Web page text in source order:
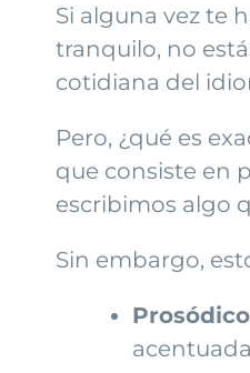
Si alguna vez te
tranquilo, no
cotidiana del
Pero, ¿qué es
que consiste en
escribimos algo
Sin embargo,